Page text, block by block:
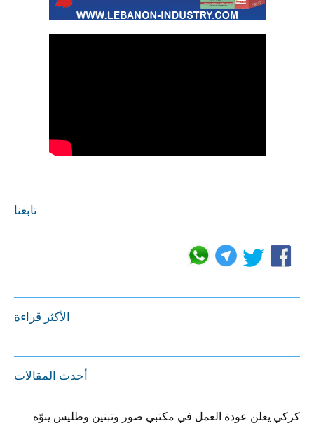
تابعنا
الأكثر قراءة
أحدث المقالات
كركي يعلن عودة العمل في مكتبي صور وتبنين وطليس ينوّه